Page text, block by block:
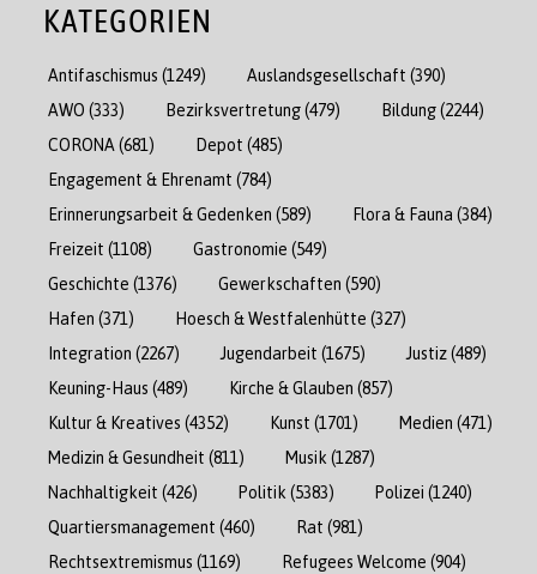
KATEGORIEN
Antifaschismus (1249) Auslandsgesellschaft (390)
AWO (333) Bezirksvertretung(479) Bildung(2244)
CORONA (681) Depot (485)
Engagement & Ehrenamt (784)
Erinnerungsarbeit & Gedenken (589) Flora & Fauna (384)
Freizeit (1108) Gastronomie (549)
Geschichte (1376) Gewerkschaften (590)
Hafen (371) Hoesch & Westfalenhütte (327)
Integration (2267) Jugendarbeit (1675) Justiz(489)
Keuning-Haus (489) Kirche & Glauben (857)
Kultur & Kreatives (4352) Kunst (1701) Medien (471)
Medizin & Gesundheit (811) Musik (1287)
Nachhaltigkeit (426) Politik (5383) Polizei (1240)
Quartiersmanagement (460) Rat (981)
Rechtsextremismus (1169) Refugees Welcome (904)